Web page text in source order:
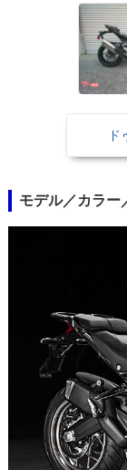
ップされた（別項）
ダV2は、ムルティス
モデル／カラー